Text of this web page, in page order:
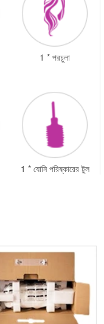
1 * পরচুলা
1 * যোনি পরিষ্কারের টুল